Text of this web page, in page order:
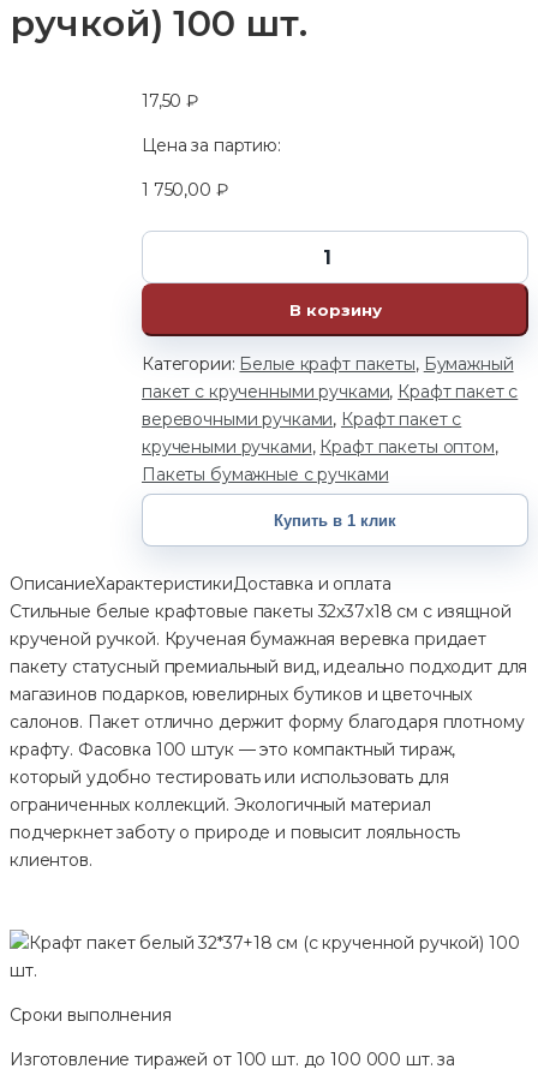
ручкой) 100 шт.
17,50₽
Цена за партию:
1 750,00 ₽
В корзину
Категории: Белые крафт пакеты, Бумажный
пакет с крученными ручками, Крафт пакет с
веревочными ручками, Крафт пакет с
кручеными ручками, Крафт пакеты оптом,
Пакеты бумажные с ручками
Купить в 1 клик
ОписаниеХарактеристикиДоставка и оплата
Стильные белые крафтовые пакеты 32х37х18 см с изящной
крученой ручкой. Крученая бумажная веревка придает
пакету статусный премиальный вид, идеально подходит для
магазинов подарков, ювелирных бутиков и цветочных
салонов. Пакет отлично держит форму благодаря плотному
крафту. Фасовка 100 штук — это компактный тираж,
который удобно тестировать или использовать для
ограниченных коллекций. Экологичный материал
подчеркнет заботу о природе и повысит лояльность
клиентов.
Сроки выполнения
Изготовление тиражей от 100 шт. до 100 000 шт. за